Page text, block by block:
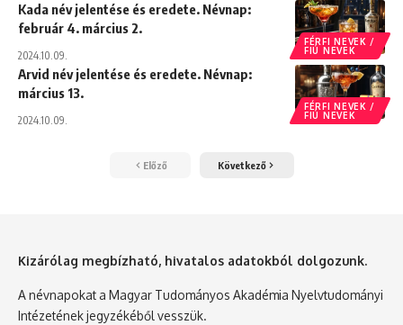
FÉRFI NEVEK /
FIÚ NEVEK
Kada név jelentése és eredete. Névnap:
február 4. március 2.
2024.10.09.
FÉRFI NEVEK /
FIÚ NEVEK
Arvid név jelentése és eredete. Névnap:
március 13.
2024.10.09.
Előző Következő
Kizárólag megbízható, hivatalos adatokból dolgozunk.
A névnapokat a Magyar Tudományos Akadémia Nyelvtudományi
Intézetének jegyzékéből vesszük.